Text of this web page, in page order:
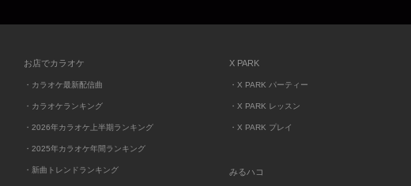
お店でカラオケ
・カラオケ最新配信曲
・カラオケランキング
・2026年カラオケ上半期ランキング
・2025年カラオケ年間ランキング
・新曲トレンドランキング
X PARK
・X PARK パーティー
・X PARK レッスン
・X PARK プレイ
みるハコ